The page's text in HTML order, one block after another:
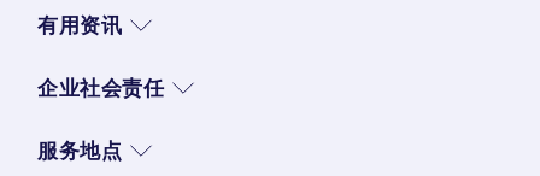
有用资讯
企业社会责任
服务地点